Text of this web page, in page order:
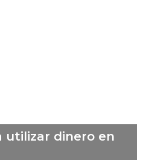
utilizar dinero en